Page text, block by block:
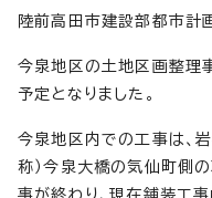
陸前高田市建設部都市計
今泉地区の土地区画整理
予定となりました。
今泉地区内での工事は、
称）今泉大橋の気仙町側
事が終わり、現在舗装工事